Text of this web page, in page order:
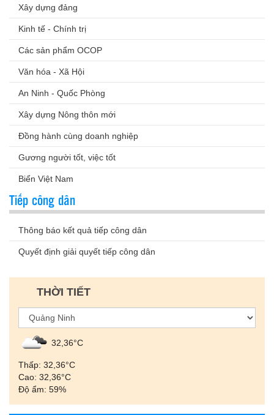
Xây dựng đảng
Kinh tế - Chính trị
Các sản phẩm OCOP
Văn hóa - Xã Hội
An Ninh - Quốc Phòng
Xây dựng Nông thôn mới
Đồng hành cùng doanh nghiệp
Gương người tốt, việc tốt
Biển Việt Nam
Tiếp công dân
Thông báo kết quả tiếp công dân
Quyết định giải quyết tiếp công dân
THỜI TIẾT
32,36°С
Thấp: 32,36°С
Cao: 32,36°С
Độ ẩm: 59%